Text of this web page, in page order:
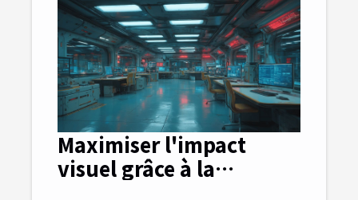
Maximiser l'impact
visuel grâce à la